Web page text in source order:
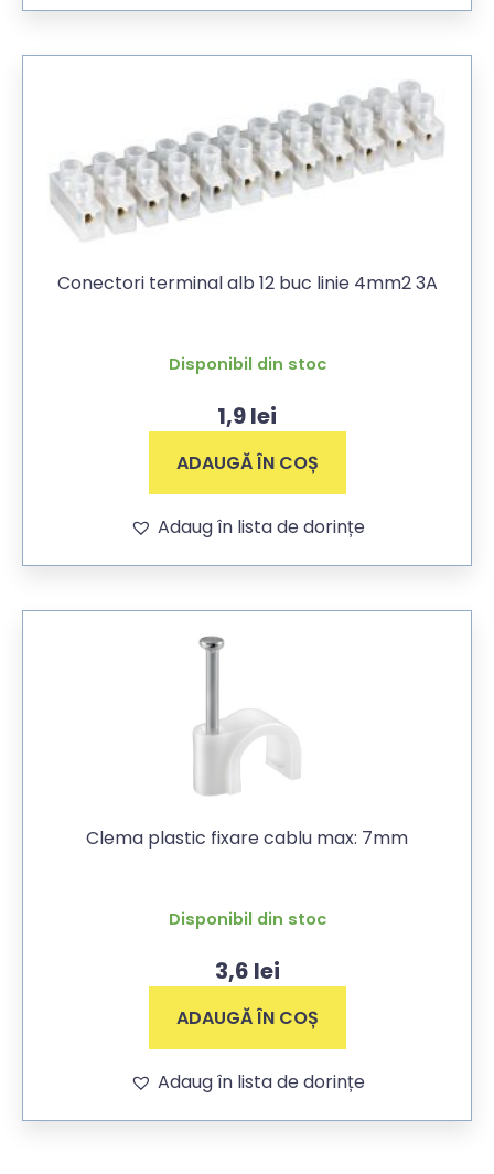
Conectori terminal alb 12 buc linie 4mm2 3A
Disponibil din stoc
1,9lei
ADAUGĂ ÎN COȘ
Adaug în lista de dorințe
Clema plastic fixare cablu max: 7mm
Disponibil din stoc
3,6 lei
ADAUGĂ ÎN COȘ
Adaug în lista de dorințe